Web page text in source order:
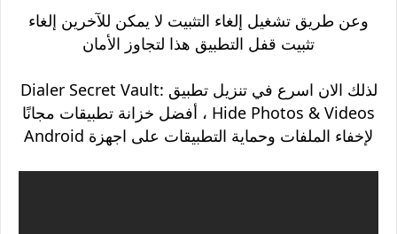
وعن طريق تشغيل إلغاء التثبيت لا يمكن للآخرين إلغاء
تثبيت قفل التطبيق هذا لتجاوز الأمان
لذلك الان اسرع في تنزيل تطبيق Dialer Secret Vault:
Hide Photos & Videos ، أفضل خزانة تطبيقات مجانًا
لإخفاء الملفات وحماية التطبيقات على اجهزة Android